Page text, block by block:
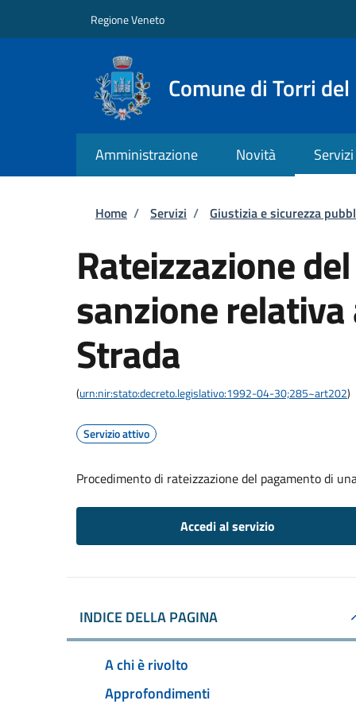
Regione Veneto
Comune di Torri
Amministrazione Novità Servizi
Briciole di pane
Home / Servizi / Giustizia e sicurezza
Rateizzazione
sanzione relativa
Strada
(urn:nir:stato:decreto.legislativo:1992-04-30;285~art202)
Servizio attivo
Procedimento di rateizzazione del pagamento di
Accedi al servizio
INDICE DELLA PAGINA
A chi è rivolto
Approfondimenti